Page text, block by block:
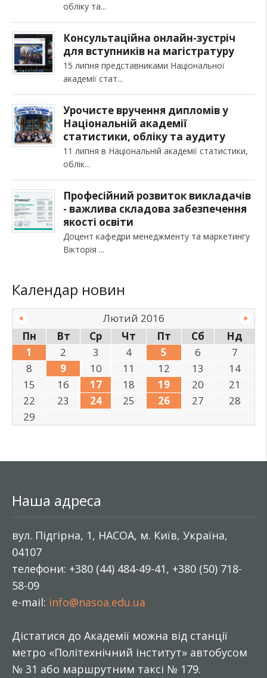
обліку та
Консультаційна онлайн-зустріч
для вступників на магістратуру
15 липня представниками Національної
академії стат
Урочисте вручення дипломів у
Національній академії
статистики, обліку та аудиту
11 липня в Національній академії статистики,
облік
Професійний розвиток викладачів
- важлива складова забезпечення
якості освіти
Доцент кафедри менеджменту та маркетингу
Вікторія
Календар новин
Лютий 2016
Пн
Вт Ср Чт Пт Сб
Нд
1
2 3 4 5 6
7
8
9 10 11 12 13
14
15
16 17 18 19 20
21
22
23 24 25 26 27
28
29
Наша адреса
вул. Підгірна, 1, НАСОА, м. Київ, Україна,
04107
телефони: +380 (44) 484-49-41, +380 (50) 718-
58-09
e-mail: info@nasoa.edu.ua
Дістатися до Академії можна від станції
метро «Політехнічний інститут» автобусом
№ 31 або маршрутним таксі № 179.